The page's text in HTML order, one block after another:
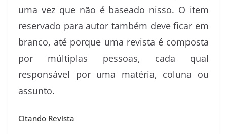
uma vez que não é baseado nisso. O item
reservado para autor também deve ficar em
branco, até porque uma revista é composta
por múltiplas pessoas, cada qual
responsável por uma matéria, coluna ou
assunto.
Citando Revista